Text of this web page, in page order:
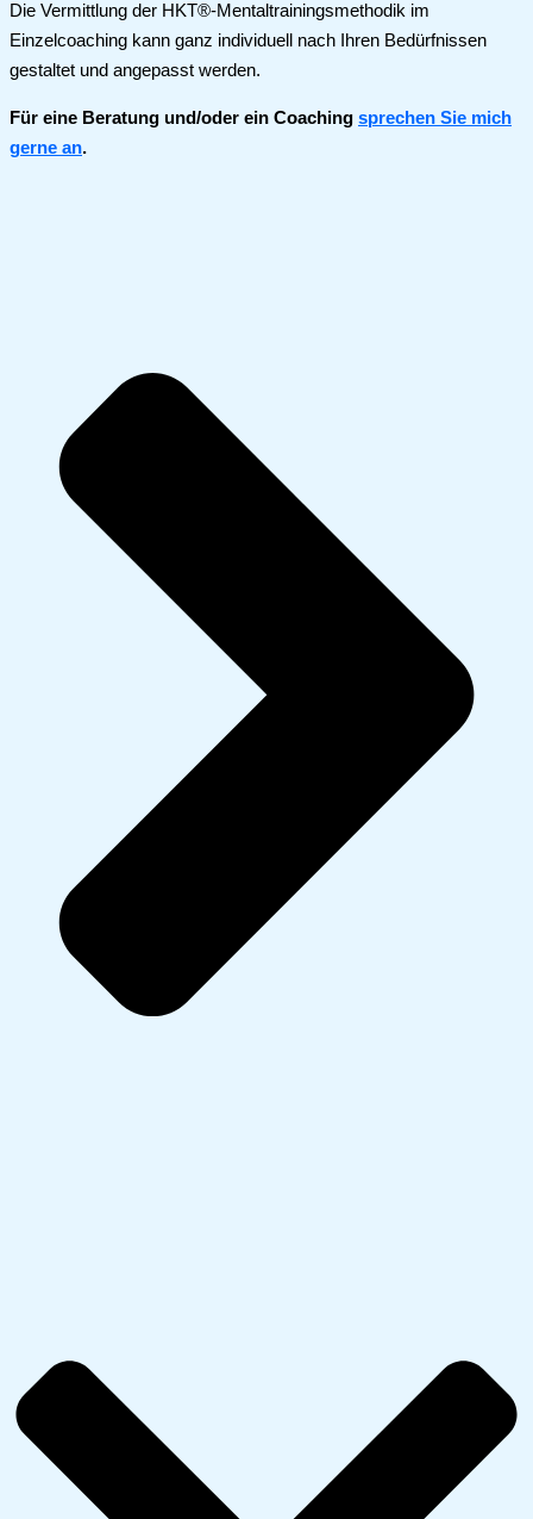
Die Vermittlung der HKT®-Mentaltrainingsmethodik im
Einzelcoaching kann ganz individuell nach Ihren Bedürfnissen
gestaltet und angepasst werden.
Für eine Beratung und/oder ein Coaching sprechen Sie mich
gerne an.